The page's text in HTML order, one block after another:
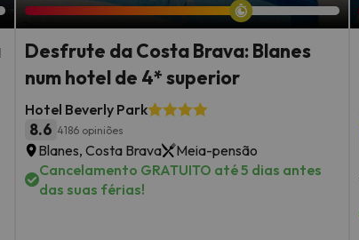
Desfrute da Costa Brava: Blanes
num hotel de 4* superior
Hotel Beverly Park
8.6 4186 opiniões
Blanes, Costa Brava
Meia-pensão
Cancelamento GRATUITO até 5 dias antes
das suas férias!